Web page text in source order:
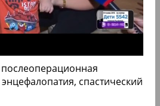
спастический